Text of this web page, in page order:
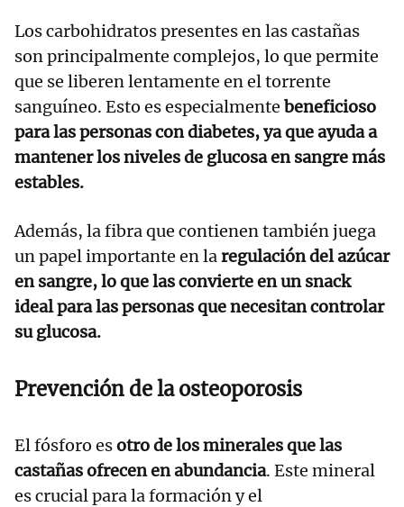
Los carbohidratos presentes en las castañas
son principalmente complejos, lo que permite
que se liberen lentamente en el torrente
sanguíneo. Esto es especialmente beneficioso
para las personas con diabetes, ya que ayuda a
mantener los niveles de glucosa en sangre más
estables.
Además, la fibra que contienen también juega
un papel importante en laregulación del azúcar
en sangre, lo que las convierte en un snack
ideal para las personas que necesitan controlar
su glucosa.
Prevención de la osteoporosis
El fósforo esotro de los minerales que las
castañas ofrecen en abundancia. Este mineral
es crucial para la formación y el